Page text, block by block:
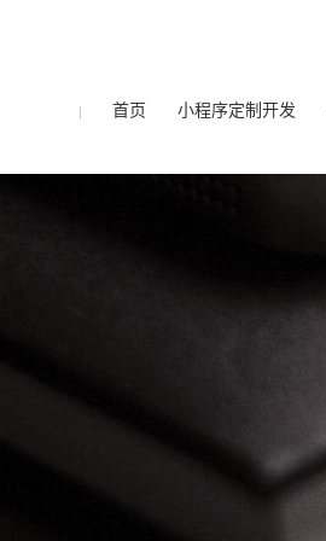
首页 小程序定制开发